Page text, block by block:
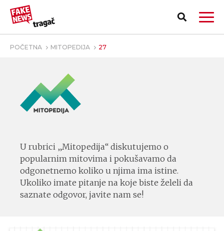
PRIJAVI LAŽNU VEST!
POČETNA MITOPEDIJA 27
U rubrici „Mitopedija“ diskutujemo o
popularnim mitovima i pokušavamo da
odgonetnemo koliko u njima ima istine.
Ukoliko imate pitanje na koje biste želeli da
saznate odgovor, javite nam se!